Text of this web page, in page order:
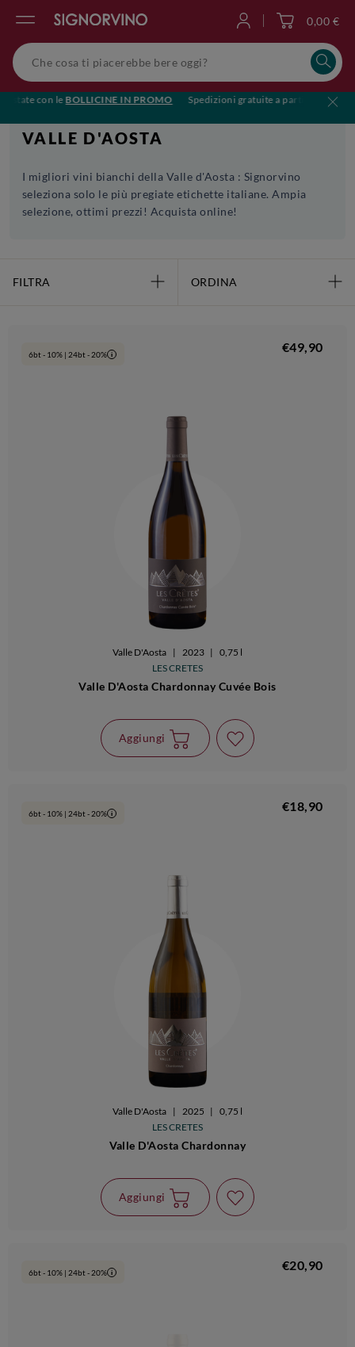
con leBOLLICINE IN PROMO Spedizioni gratuite a partire da €119
0,00 €
VALLE D'AOSTA
I migliori vini bianchi della Valle d'Aosta : Signorvino
seleziona solo le più pregiate etichette italiane. Ampia
selezione, ottimi prezzi! Acquista online!
FILTRA ORDINA
6bt - 10% | 24bt - 20% i €49,90
Valle D'Aosta | 2023 | 0,75 l
LES CRETES
Valle D'Aosta Chardonnay Cuvée Bois
Aggiungi
6bt - 10% | 24bt - 20% i €18,90
Valle D'Aosta | 2025 | 0,75 l
LES CRETES
Valle D'Aosta Chardonnay
Aggiungi
6bt - 10% | 24bt - 20% i €20,90